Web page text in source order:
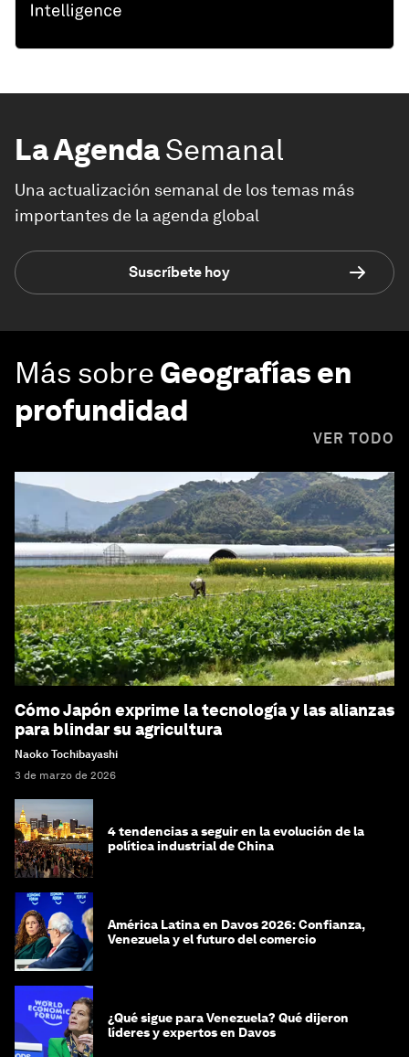
La AgendaSemanal
Una actualización semanal de los temas más
importantes de la agenda global
Suscríbete hoy
Más sobre Geografías en
profundidad
VER TODO
Cómo Japón exprime la tecnología y las alianzas
para blindar su agricultura
Naoko Tochibayashi
3 de marzo de 2026
4 tendencias a seguir en la evolución de la
política industrial de China
América Latina en Davos 2026: Confianza,
Venezuela y el futuro del comercio
¿Qué sigue para Venezuela? Qué dijeron
líderes y expertos en Davos